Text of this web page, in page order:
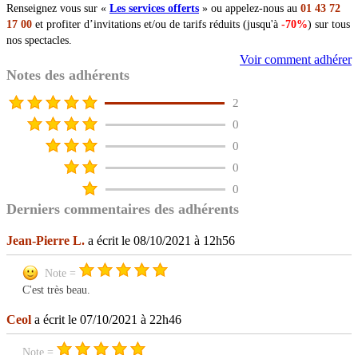
Renseignez vous sur « Les services offerts » ou appelez-nous au 01 43 72
17 00 et profiter d’invitations et/ou de tarifs réduits (jusqu'à -70%) sur tous
nos spectacles.
Voir comment adhérer
Notes des adhérents
2
0
0
0
0
Derniers commentaires des adhérents
Jean-Pierre L. a écrit le 08/10/2021 à 12h56
Note =
C'est très beau.
Ceol a écrit le 07/10/2021 à 22h46
Note =